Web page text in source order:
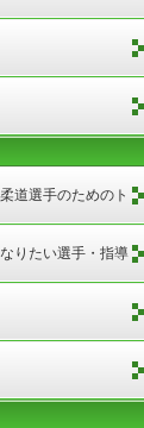
道選手のためのト
りたい選手・指導